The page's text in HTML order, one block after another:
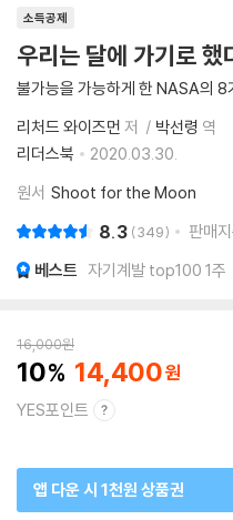
소득공제
우리는 달에 가기로 했
불가능을 가능하게 한 NASA의 8
리처드 와이즈먼 저 박선령 역
리더스북
2020.03.30.
원서 Shoot for the Moon
8.3 349 판매
베스트 자기계발 top100 1주
16,000원
10 14,400
YES포인트
앱 다운 시 1천원 상품권